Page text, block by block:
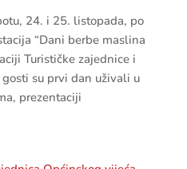
24. i 25. listopada, po
“Dani berbe maslina
Turističke zajednice i
su prvi dan uživali u
prezentaciji